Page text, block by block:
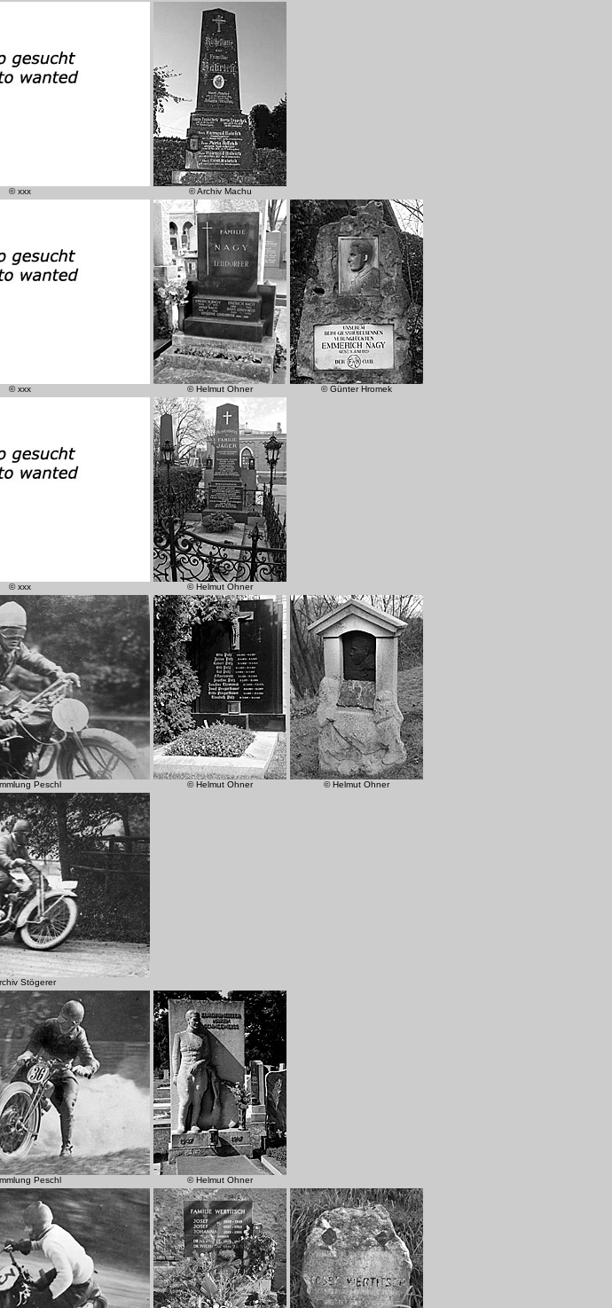
© xxx © Archiv Machu
© xxx © Helmut Ohner © Günter Hromek
© xxx © Helmut Ohner
Peschl © Helmut Ohner © Helmut Ohner
Stögerer
Peschl © Helmut Ohner